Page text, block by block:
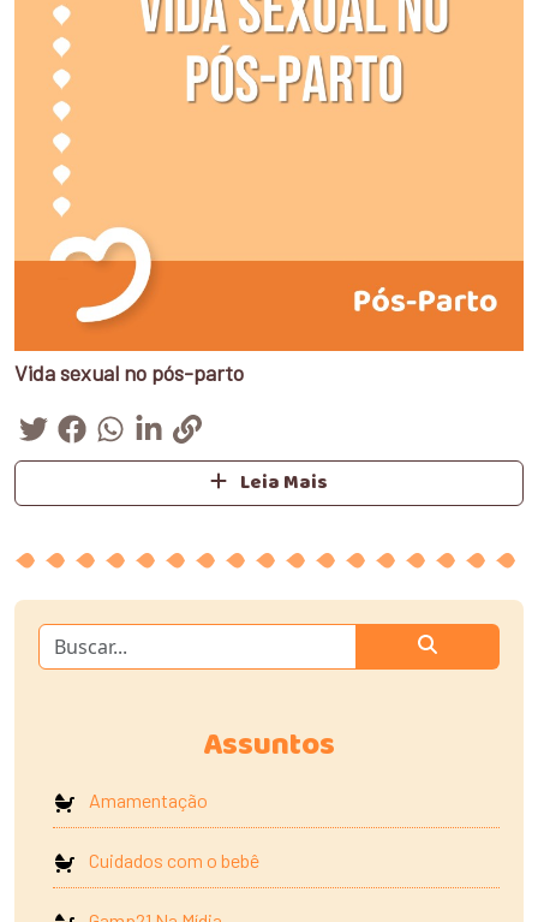
Vida sexual no pós-parto
Leia Mais
Assuntos
Amamentação
Cuidados com o bebê